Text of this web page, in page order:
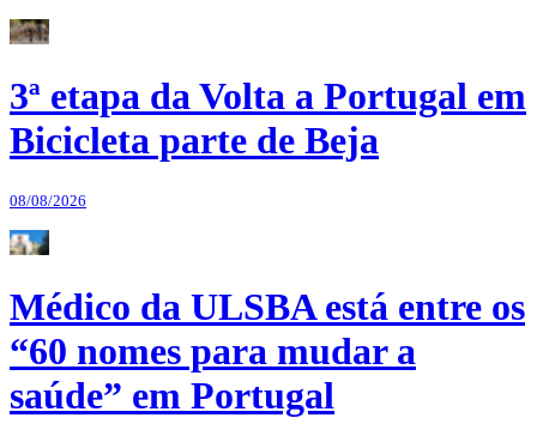
3ª etapa da Volta a Portugal em
Bicicleta parte de Beja
08/08/2026
Médico da ULSBA está entre os
“60 nomes para mudar a
saúde” em Portugal